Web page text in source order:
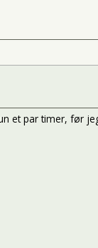
et par timer, før